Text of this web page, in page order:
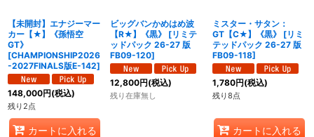
【未開封】エナジーマー
カー【★】《孫悟空
GT》
[CHAMPIONSHIP2026
-2027FINALS版E-142]
148,000円(税込)
残り2点
カートに入れる
ビッグバンかめはめ波
【R★】《黒》
[リミテ
ッドパック 26-27 版
FB09-120]
12,800円(税込)
残り在庫無し
ミスター・サタン：
GT【C★】《黒》
[リミ
テッドパック 26-27 版
FB09-118]
1,780円(税込)
残り8点
カートに入れる